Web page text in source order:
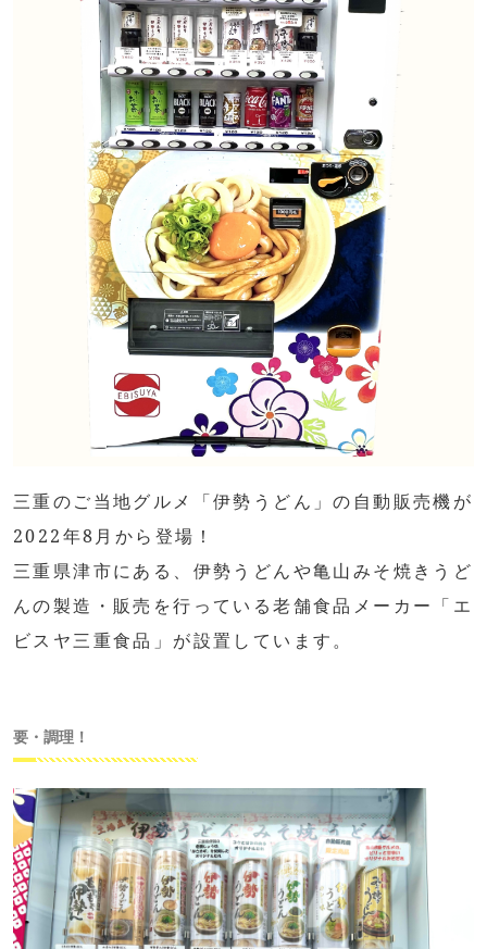
三重のご当地グルメ「伊勢うどん」の自動販売機が
2022年8月から登場！
三重県津市にある、伊勢うどんや亀山みそ焼きうど
んの製造・販売を行っている老舗食品メーカー「エ
ビスヤ三重食品」が設置しています。
要・調理！